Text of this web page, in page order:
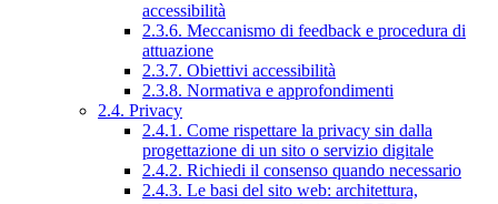
accessibilità
2.3.6. Meccanismo di feedback e procedura di
attuazione
2.3.7. Obiettivi accessibilità
2.3.8. Normativa e approfondimenti
2.4. Privacy
2.4.1. Come rispettare la privacy sin dalla
progettazione di un sito o servizio digitale
2.4.2. Richiedi il consenso quando necessario
2.4.3. Le basi del sito web: architettura,